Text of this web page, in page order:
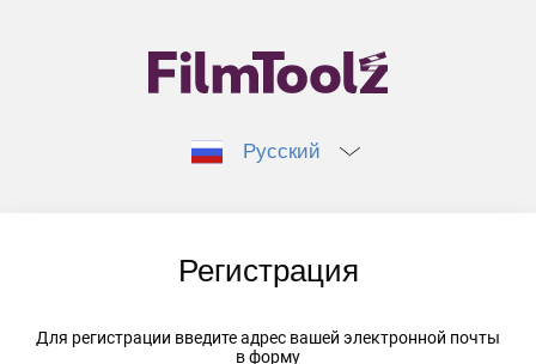
Русский
Регистрация
Для регистрации введите адрес вашей электронной почты
в форму